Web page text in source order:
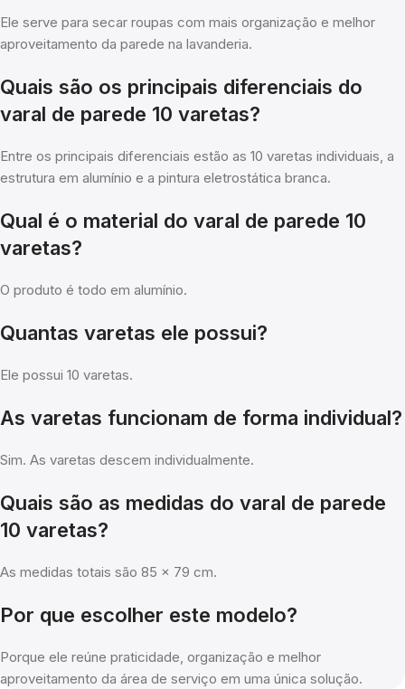
Ele serve para secar roupas com mais organização e melhor
aproveitamento da parede na lavanderia.
Quais são os principais diferenciais do
varal de parede 10 varetas?
Entre os principais diferenciais estão as 10 varetas individuais, a
estrutura em alumínio e a pintura eletrostática branca.
Qual é o material do varal de parede 10
varetas?
O produto é todo em alumínio.
Quantas varetas ele possui?
Ele possui 10 varetas.
As varetas funcionam de forma individual?
Sim. As varetas descem individualmente.
Quais são as medidas do varal de parede
10 varetas?
As medidas totais são 85 x 79 cm.
Por que escolher este modelo?
Porque ele reúne praticidade, organização e melhor
aproveitamento da área de serviço em uma única solução.